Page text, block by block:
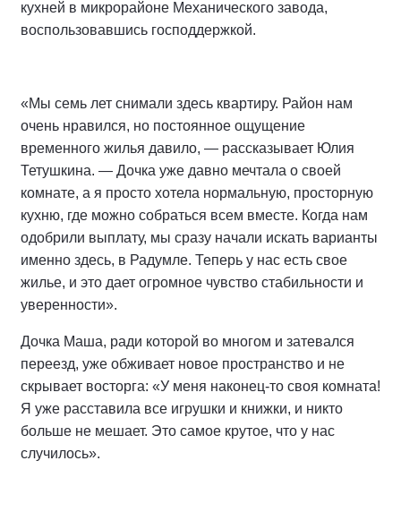
кухней в микрорайоне Механического завода,
воспользовавшись господдержкой.
«Мы семь лет снимали здесь квартиру. Район нам
очень нравился, но постоянное ощущение
временного жилья давило, — рассказывает Юлия
Тетушкина. — Дочка уже давно мечтала о своей
комнате, а я просто хотела нормальную, просторную
кухню, где можно собраться всем вместе. Когда нам
одобрили выплату, мы сразу начали искать варианты
именно здесь, в Радумле. Теперь у нас есть свое
жилье, и это дает огромное чувство стабильности и
уверенности».
Дочка Маша, ради которой во многом и затевался
переезд, уже обживает новое пространство и не
скрывает восторга: «У меня наконец-то своя комната!
Я уже расставила все игрушки и книжки, и никто
больше не мешает. Это самое крутое, что у нас
случилось».